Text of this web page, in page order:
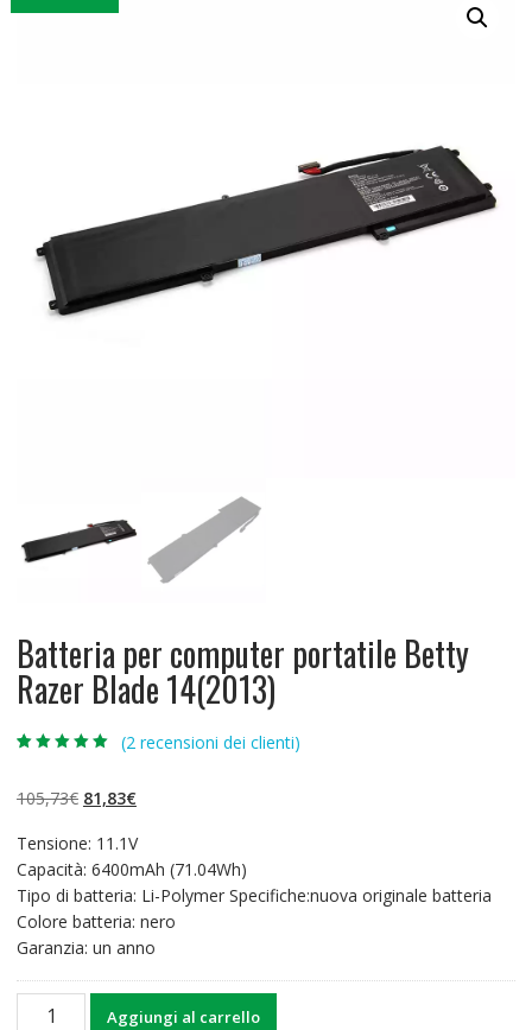
Batteria per computer portatile Betty
Razer Blade 14(2013)
base di
recensioni
(2 recensioni dei clienti)
105,73€ Il
originale
era:
105,73€.
81,83€Il
attuale
è:
81,83€.
Tensione: 11.1V
Capacità: 6400mAh (71.04Wh)
Tipo di batteria: Li-Polymer Specifiche:nuova originale batteria
Colore batteria: nero
Garanzia: un anno
Batteria
Aggiungi al carrello